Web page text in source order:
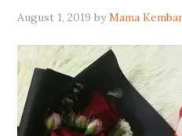
August 1, 2019 byMama